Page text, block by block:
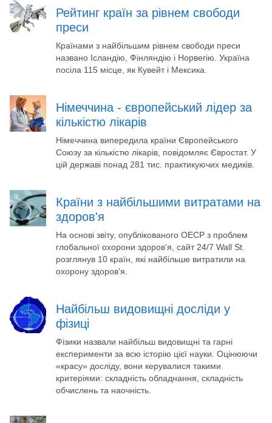
Рейтинг країн за рівнем свободи
преси
Країнами з найбільшим рівнем свободи преси
названо Ісландію, Фінляндію і Норвегію. Україна
посіла 115 місце, як Кувейт і Мексика.
Німеччина - європейський лідер за
кількістю лікарів
Німеччина випередила країни Європейського
Союзу за кількістю лікарів, повідомляє Євростат. У
цій державі понад 281 тис. практикуючих медиків.
Країни з найбільшими витратами на
здоров'я
На основі звіту, опублікованого ОЕСР з проблем
глобальної охорони здоров'я, сайт 24/7 Wall St.
розглянув 10 країн, які найбільше витратили на
охорону здоров'я.
Найбільш видовищні досліди у
фізиці
Фізики назвали найбільш видовищні та гарні
експерименти за всю історію цієї науки. Оцінюючи
«красу» досліду, вони керувалися такими
критеріями: складність обладнання, складність
обчислень та наочність.